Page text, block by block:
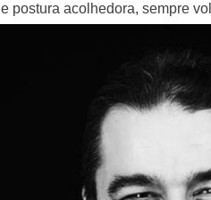
postura acolhedora, sempre